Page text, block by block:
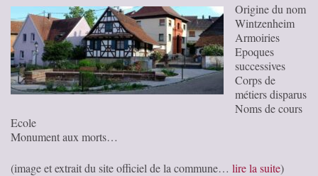
Origine du nom
Wintzenheim
Armoiries
Epoques
successives
Corps de
métiers disparus
Noms de cours
Ecole
Monument aux morts…
(image et extrait du site officiel de la commune… lire la suite)